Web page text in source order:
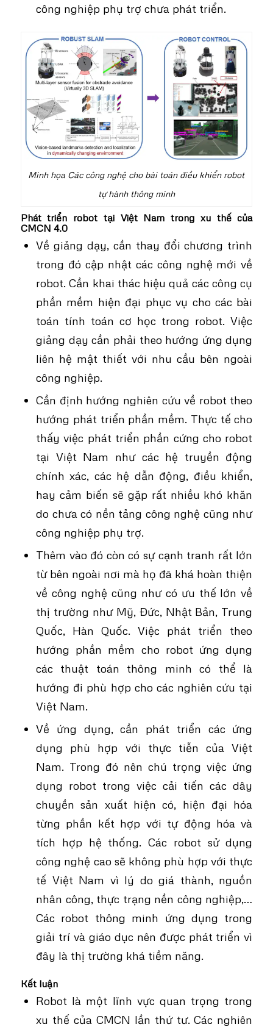
công nghiệp phụ trợ chưa phát triển.
Minh họa Các công nghệ cho bài toán điều khiển robot
tự hành thông minh
Phát triển robot tại Việt Nam trong xu thế của
CMCN 4.0
Về giảng dạy, cần thay đổi chương trình
trong đó cập nhật các công nghệ mới về
robot. Cần khai thác hiệu quả các công cụ
phần mềm hiện đại phục vụ cho các bài
toán tính toán cơ học trong robot. Việc
giảng dạy cần phải theo hướng ứng dụng
liên hệ mật thiết với nhu cầu bên ngoài
công nghiệp.
Cần định hướng nghiên cứu về robot theo
hướng phát triển phần mềm. Thực tế cho
thấy việc phát triển phần cứng cho robot
tại Việt Nam như các hệ truyền động
chính xác, các hệ dẫn động, điều khiển,
hay cảm biến sẽ gặp rất nhiều khó khăn
do chưa có nền tảng công nghệ cũng như
công nghiệp phụ trợ.
Thêm vào đó còn có sự cạnh tranh rất lớn
từ bên ngoài nơi mà họ đã khá hoàn thiện
về công nghệ cũng như có ưu thế lớn về
thị trường như Mỹ, Đức, Nhật Bản, Trung
Quốc, Hàn Quốc. Việc phát triển theo
hướng phần mềm cho robot ứng dụng
các thuật toán thông minh có thể là
hướng đi phù hợp cho các nghiên cứu tại
Việt Nam.
Về ứng dụng, cần phát triển các ứng
dụng phù hợp với thực tiễn của Việt
Nam. Trong đó nên chú trọng việc ứng
dụng robot trong việc cải tiến các dây
chuyền sản xuất hiện có, hiện đại hóa
từng phần kết hợp với tự động hóa và
tích hợp hệ thống. Các robot sử dụng
công nghệ cao sẽ không phù hợp với thực
tế Việt Nam vì lý do giá thành, nguồn
nhân công, thực trạng nền công nghiệp,…
Các robot thông minh ứng dụng trong
giải trí và giáo dục nên được phát triển vì
đây là thị trường khá tiềm năng.
Kết luận
Robot là một lĩnh vực quan trọng trong
xu thế của CMCN lần thứ tư. Các nghiên